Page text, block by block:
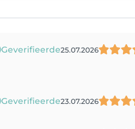
Geverifieerde25.07.2026
Geverifieerde23.07.2026